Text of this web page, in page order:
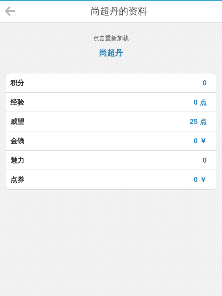
尚超丹的资料
点击重新加载
尚超丹
0
积分
0 点
经验
25 点
威望
0 ￥
金钱
0
魅力
0 ￥
点券